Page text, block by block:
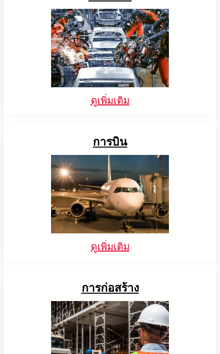
การเจียรโลหะด้วยหุ่นยนต์นำทางด้วยภาพ
ทำให้การเจียรแม่นยำเป็นแบบอัตโนมัติด้วยเทคโนโลยี
จับคู่วัตถุแบบ 3 มิติของSolmotionยกระดับคุณภาพ
ลดของเสีย และเพิ่มประสิทธิภาพในการผลิตชิ้นส่วน
การประกอบรถยนต์ด้วยหุ่นยนต์นำทางด้วย
ภาพ + AI
SolmotionAI เพิ่มประสิทธิภาพการประกอบรถยนต์
ด้วยการตรวจจับชิ้นส่วนรถที่วางแบบสุ่มได้อย่างแม่นยำ
ไม่ว่าจะอยู่ในทิศทางใด โดยใช้หุ่นยนต์นำทางด้วยภาพ
การตรวจสอบการประกอบ PCB ด้วย AI
META-aivi ปรับกระบวนการประกอบและการตรวจ
สอบ PCB สำหรับผู้ผลิต IPC ชั้นนำ เพิ่มความแม่นยำ
และประสิทธิภาพด้วยการยืนยัน AR + AI
การตรวจสอบชิ้นส่วนพลาสติกเพื่อการ
รีไซเคิลด้วย AI
สำรวจว่า META-aivi ใช้ AI ในการเพิ่มประสิทธิภาพ
การจัดการขยะ ลดข้อผิดพลาดและหลีกเลี่ยงการปน
เปื้อน พร้อมทั้งเพิ่มประสิทธิภาพในการรีไซเคิลชิ้นส่วน
ค้นพบว่า AccuPick ของ Solomon ได้เพิ่ม
ประสิทธิภาพการบรรจุอัตโนมัติด้วย AI เพื่อประกอบ
300,000 NDP packs โดยเพิ่มประสิทธิภาพและลด
แรงงานลงถึง 50%
การแยกพาเลทผสมอัตโนมัติด้วย AI
AccuPick ทำให้กระบวนการแยกพาเลทผสมอัตโนมัติ
ของผู้ผลิตเครื่องใช้ไฟฟ้าชั้นนำเป็นไปอย่างราบรื่นด้วย
ความเร็วและความแม่นยำของเทคโนโลยีวิชัน AI ของ
การหยิบชิ้นงานจากถังด้วย AI สำหรับวัตถุ
ดูเพิ่มเติม
การบิน
ดูเพิ่มเติม
การก่อสร้าง